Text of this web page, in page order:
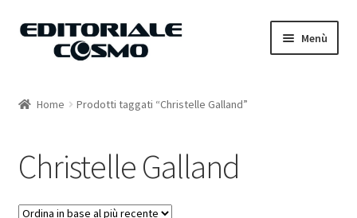
Vai
Vai
Menù
Carrello
Il mio account
Home Prodotti taggati “Christelle Galland”
Christelle Galland